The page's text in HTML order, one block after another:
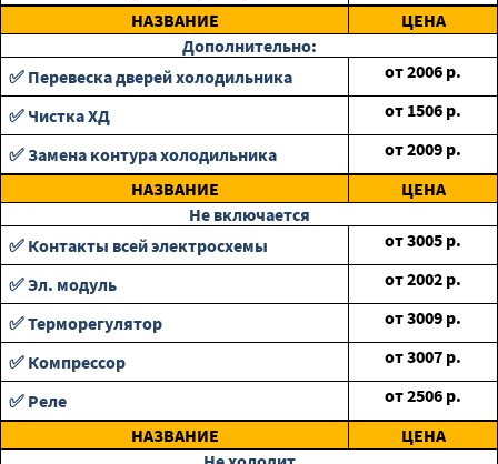
НАЗВАНИЕ
ЦЕНА
Дополнительно:
✅ Перевеска дверей холодильника
от2006 р.
✅ Чистка ХД
от 1506 р.
✅ Замена контура холодильника
от2009 р.
НАЗВАНИЕ
ЦЕНА
Не включается
✅ Контакты всей электросхемы
от3005 р.
✅ Эл. модуль
от2002 р.
✅ Терморегулятор
от3009 р.
✅ Компрессор
от3007 р.
✅ Реле
от2506 р.
НАЗВАНИЕ
ЦЕНА